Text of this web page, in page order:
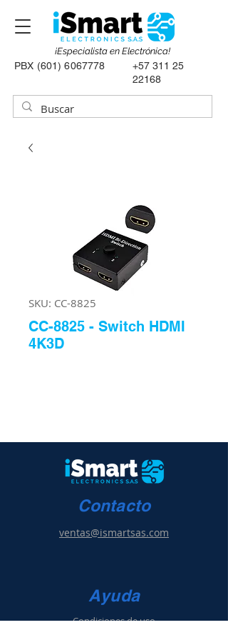
PBX (601) 6067778
+57 311 25
22168
¡Especialista en Electrónica!
SKU: CC-8825
CC-8825 - Switch HDMI
4K3D
Contacto
ventas@ismartsas.com
Ayuda
Condiciones de uso